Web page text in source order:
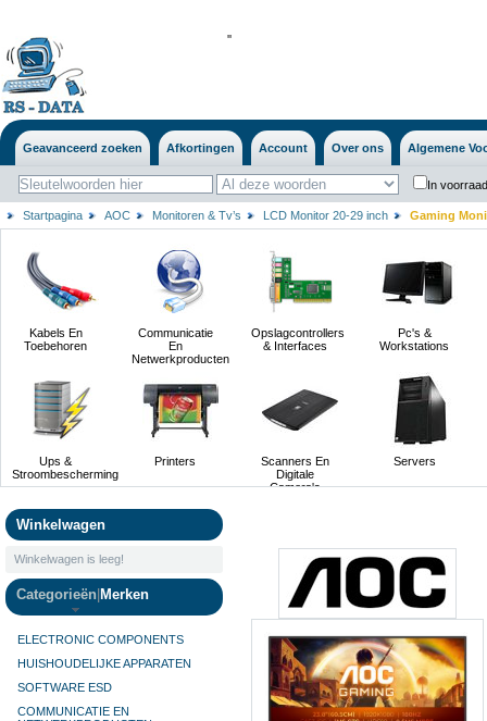
''
Geavanceerd zoeken Afkortingen Account Over ons Algemene
In
Startpagina AOC Monitoren & Tv’s LCD Monitor 20-29 inch Gaming
Kabels En
Toebehoren
Communicatie
En
Netwerkproducten
Opslagcontrollers
& Interfaces
Pc's &
Workstations
Ups &
Stroombescherming
Printers
Scanners En
Digitale
Camera's
Servers
Winkelwagen
Winkelwagen is leeg!
Categorieën Merken
ELECTRONIC COMPONENTS
HUISHOUDELIJKE APPARATEN
SOFTWARE ESD
COMMUNICATIE EN